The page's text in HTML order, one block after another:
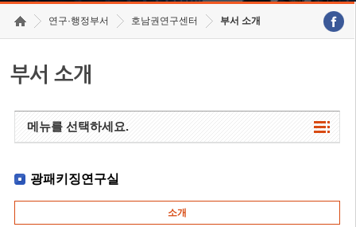
연구·행정부서 호남권연구센터 부서 소개
부서 소개
메뉴를 선택하세요.
광패키징연구실
소개